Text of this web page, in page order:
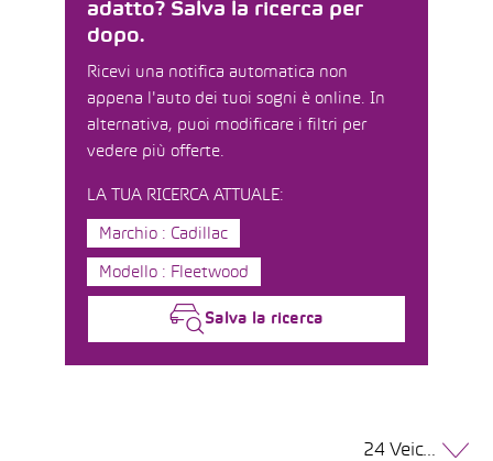
adatto? Salva la ricerca per
dopo.
Ricevi una notifica automatica non
appena l'auto dei tuoi sogni è online. In
alternativa, puoi modificare i filtri per
vedere più offerte.
LA TUA RICERCA ATTUALE:
Marchio : Cadillac
Modello : Fleetwood
Salva la ricerca
24 Veicoli per pagina